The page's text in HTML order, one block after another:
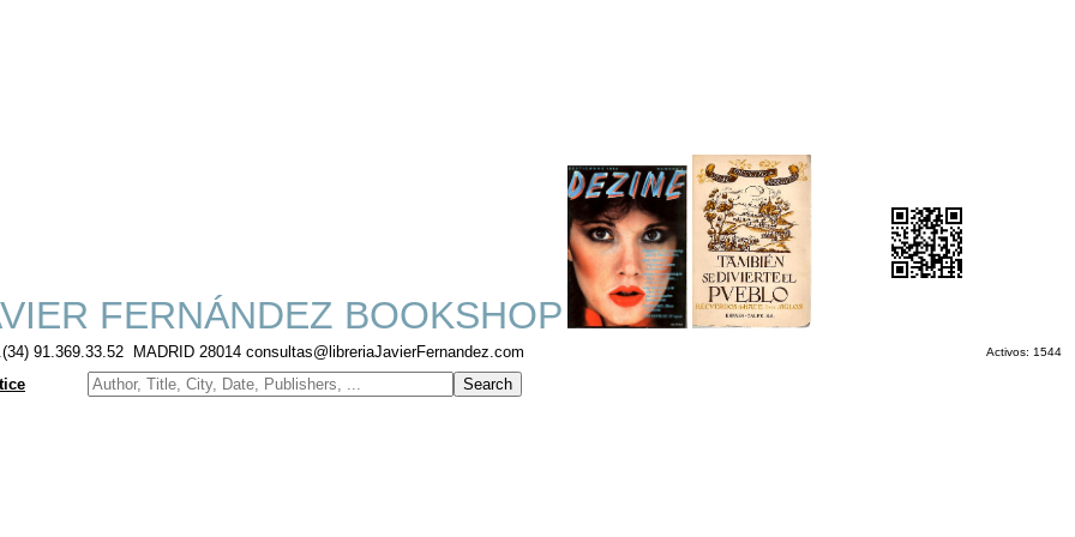
FERNÁNDEZ BOOKSHOP
91.369.33.52 MADRID 28014 consultas@libreriaJavierFernandez.com Activos: 1544